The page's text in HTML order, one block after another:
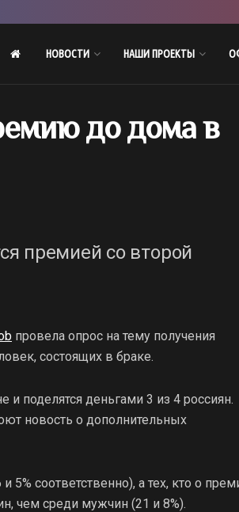
НОВОСТИ НАШИ ПРОЕКТЫ
до дома в
премией со второй
провела опрос на тему получения
состоящих в браке.
поделятся деньгами 3 из 4 россиян.
новость о дополнительных
соответственно), а тех, кто о
чем среди мужчин (21 и 8%).